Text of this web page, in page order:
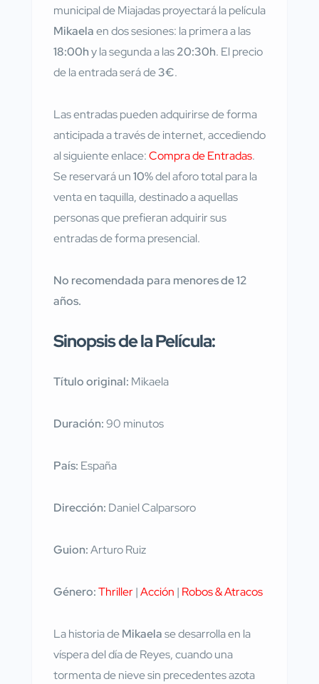
municipal de Miajadas proyectará la película
Mikaelaen dos sesiones: la primera a las
18:00hy la segunda a las20:30h. El precio
de la entrada será de3€.
Las entradas pueden adquirirse de forma
anticipada a través de internet, accediendo
al siguiente enlace:Compra de Entradas.
Se reservará un10%del aforo total para la
venta en taquilla, destinado a aquellas
personas que prefieran adquirir sus
entradas de forma presencial.
No recomendada para menores de 12
años.
Sinopsis de la Película:
Título original: Mikaela
Duración:90 minutos
País: España
Dirección: Daniel Calparsoro
Guion:Arturo Ruiz
Género:Thriller|Acción | Robos & Atracos
La historia deMikaelase desarrolla en la
víspera del día de Reyes, cuando una
tormenta de nieve sin precedentes azota